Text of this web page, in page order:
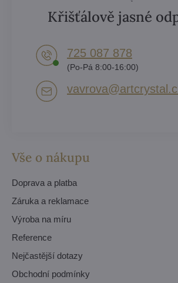
Vše o nákupu
Doprava a platba
Záruka a reklamace
Výroba na míru
Reference
Nejčastější dotazy
Obchodní podmínky
Křišťálově jasné
725 087 878​
(Po-Pá 8:00-16:00)